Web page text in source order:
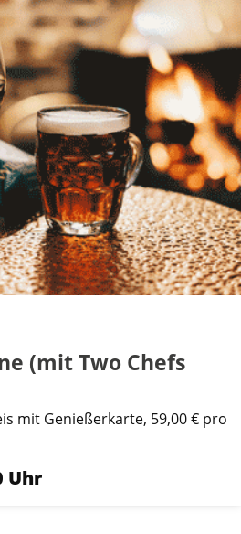
(mit Two Chefs
mit Genießerkarte, 59,00 € pro
Uhr